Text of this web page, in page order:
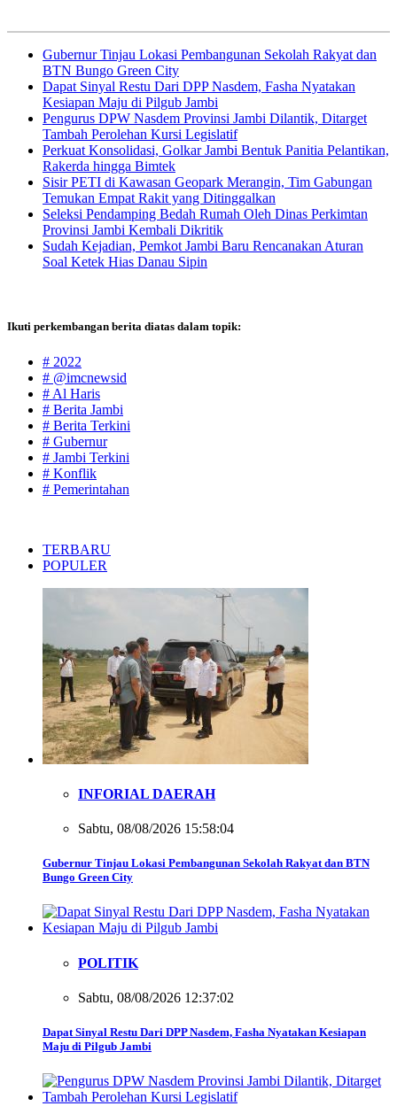
Gubernur Tinjau Lokasi Pembangunan Sekolah Rakyat dan
BTN Bungo Green City
Dapat Sinyal Restu Dari DPP Nasdem, Fasha Nyatakan
Kesiapan Maju di Pilgub Jambi
Pengurus DPW Nasdem Provinsi Jambi Dilantik, Ditarget
Tambah Perolehan Kursi Legislatif
Perkuat Konsolidasi, Golkar Jambi Bentuk Panitia Pelantikan,
Rakerda hingga Bimtek
Sisir PETI di Kawasan Geopark Merangin, Tim Gabungan
Temukan Empat Rakit yang Ditinggalkan
Seleksi Pendamping Bedah Rumah Oleh Dinas Perkimtan
Provinsi Jambi Kembali Dikritik
Sudah Kejadian, Pemkot Jambi Baru Rencanakan Aturan
Soal Ketek Hias Danau Sipin
Ikuti perkembangan berita diatas dalam topik:
# 2022
# @imcnewsid
# Al Haris
# Berita Jambi
# Berita Terkini
# Gubernur
# Jambi Terkini
# Konflik
# Pemerintahan
TERBARU
POPULER
INFORIAL DAERAH
Sabtu, 08/08/2026 15:58:04
Gubernur Tinjau Lokasi Pembangunan Sekolah Rakyat dan BTN
Bungo Green City
POLITIK
Sabtu, 08/08/2026 12:37:02
Dapat Sinyal Restu Dari DPP Nasdem, Fasha Nyatakan Kesiapan
Maju di Pilgub Jambi